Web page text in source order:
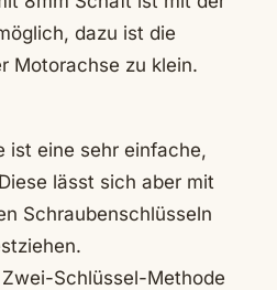
dazu ist die
Motorachse zu klein.
ist eine sehr einfache,
lässt sich aber mit
Schraubenschlüsseln
Schlüssel-Methode